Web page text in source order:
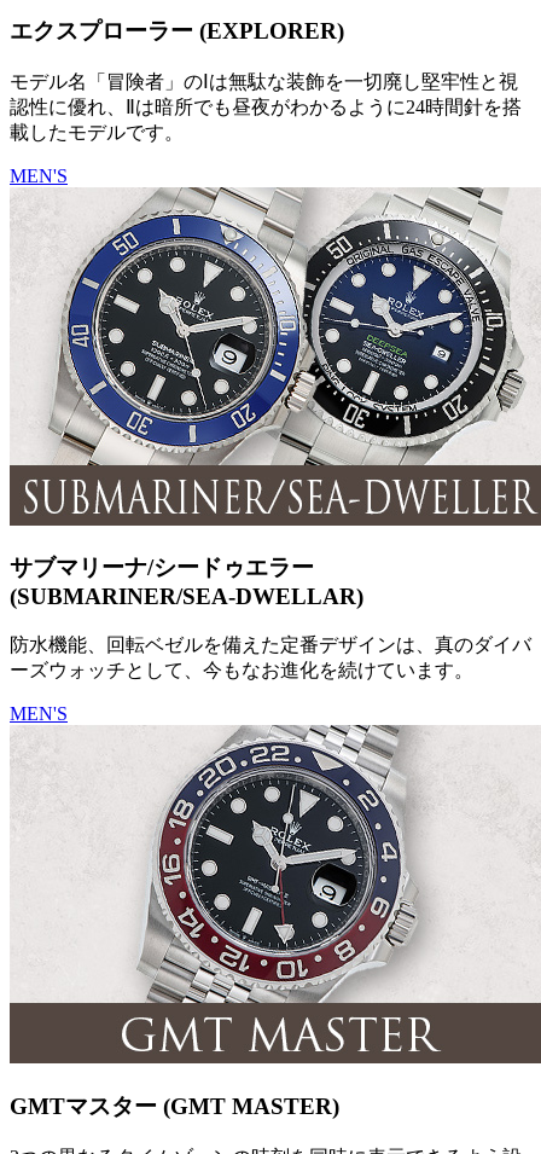
エクスプローラー (EXPLORER)
モデル名「冒険者」のⅠは無駄な装飾を一切廃し堅牢性と視
認性に優れ、Ⅱは暗所でも昼夜がわかるように24時間針を搭
載したモデルです。
MEN'S
サブマリーナ/シードゥエラー
(SUBMARINER/SEA-DWELLAR)
防水機能、回転ベゼルを備えた定番デザインは、真のダイバ
ーズウォッチとして、今もなお進化を続けています。
MEN'S
GMTマスター (GMT MASTER)